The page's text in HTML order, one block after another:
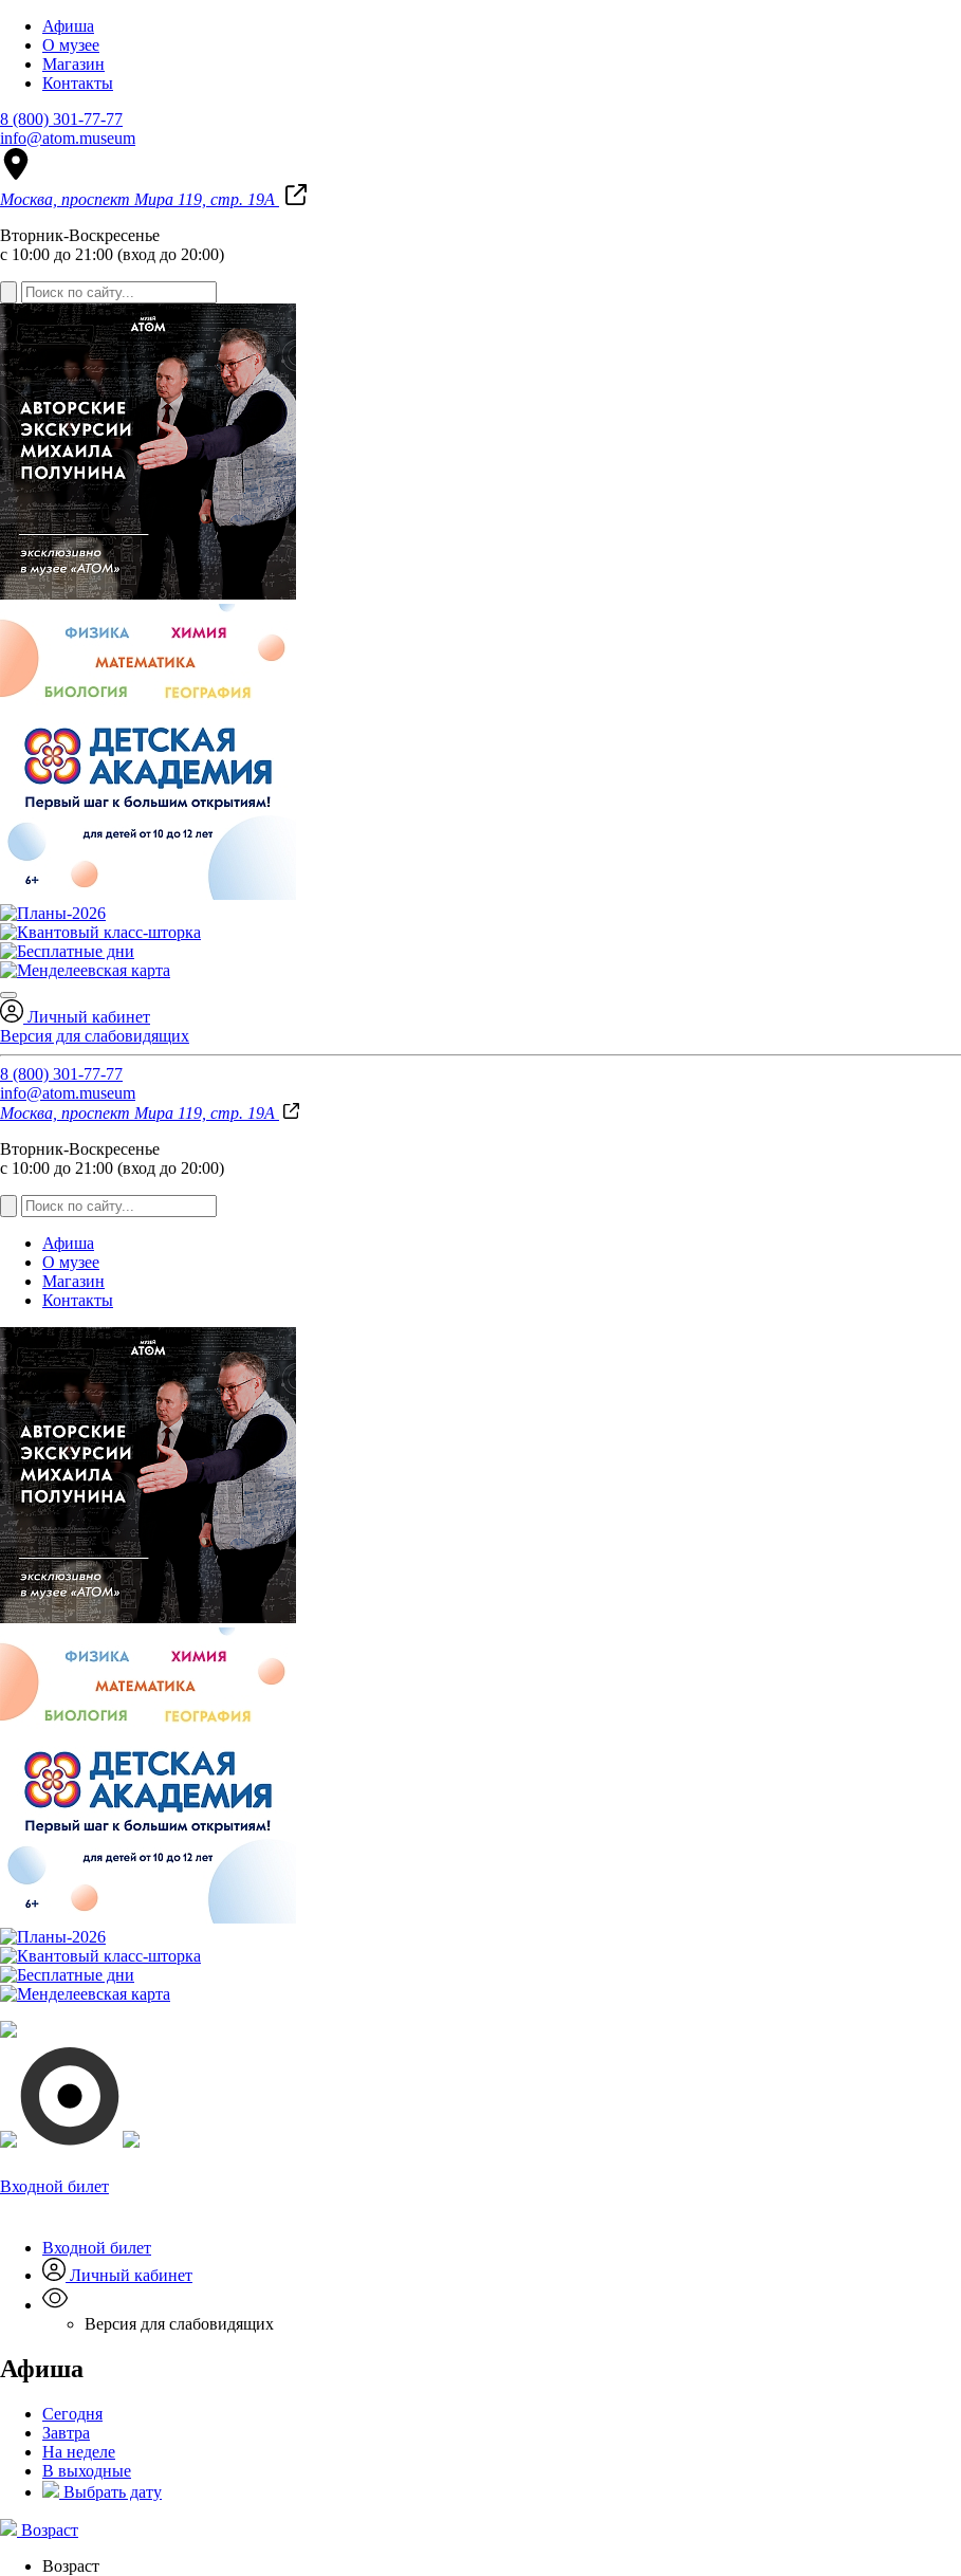
Афиша
О музее
Магазин
Контакты
8 (800) 301-77-77
info@atom.museum
Москва, проспект Мира 119, стр. 19А
Вторник-Воскресенье
с 10:00 до 21:00 (вход до 20:00)
Личный кабинет
Версия для слабовидящих
8 (800) 301-77-77
info@atom.museum
Москва, проспект Мира 119, стр. 19А
Вторник-Воскресенье
с 10:00 до 21:00 (вход до 20:00)
Афиша
О музее
Магазин
Контакты
Входной билет
Входной билет
Личный кабинет
Версия для слабовидящих
Афиша
Сегодня
Завтра
На неделе
В выходные
Выбрать дату
Возраст
Возраст